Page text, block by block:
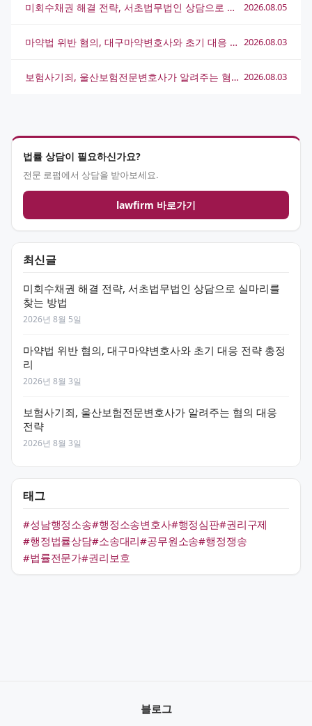
법률 상담이 필요하신가요?
전문 로펌에서 상담을 받아보세요.
lawfirm 바로가기
최신글
미회수채권 해결 전략, 서초법무법인 상담으로 실마리를
찾는 방법
2026년 8월 5일
마약법 위반 혐의, 대구마약변호사와 초기 대응 전략 총정
리
2026년 8월 3일
보험사기죄, 울산보험전문변호사가 알려주는 혐의 대응
전략
2026년 8월 3일
태그
#성남행정소송#행정소송변호사#행정심판#권리구제
#행정법률상담#소송대리#공무원소송#행정쟁송
#법률전문가#권리보호
미회수채권 해결 전략, 서초법무법인 상담으로 실마리를 찾는 방법 2026.08.05
마약법 위반 혐의, 대구마약변호사와 초기 대응 전략 총정리 2026.08.03
보험사기죄, 울산보험전문변호사가 알려주는 혐의 대응 전략 2026.08.03
블로그